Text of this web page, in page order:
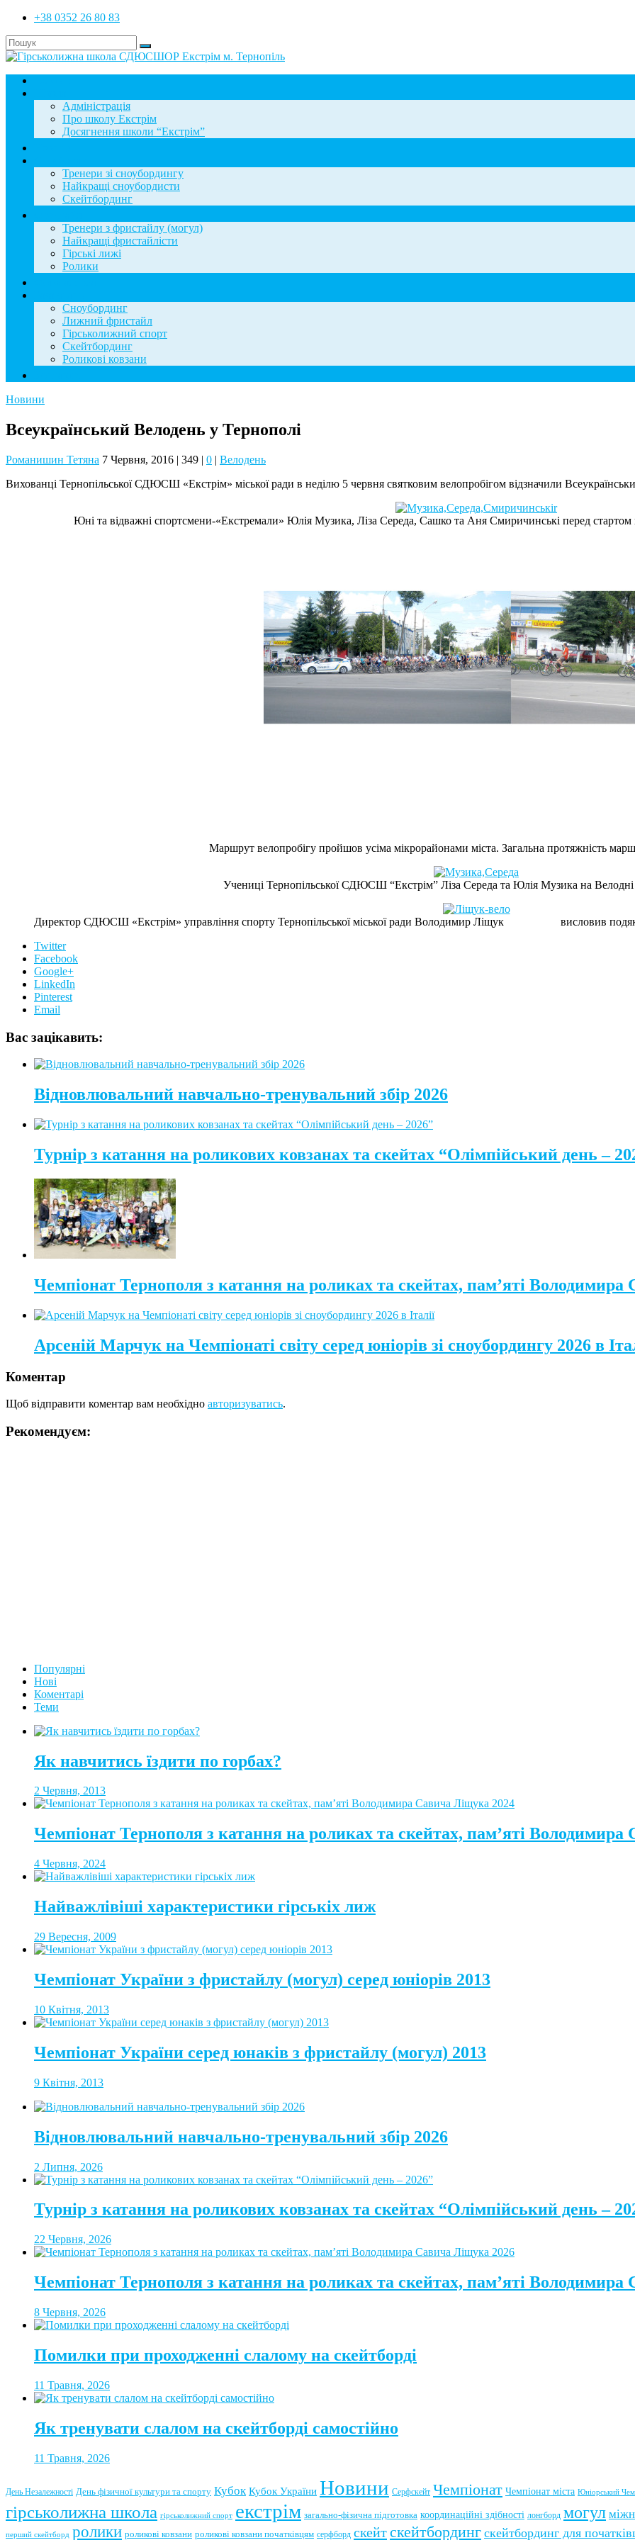
+38 0352 26 80 83
Адміністрація
Про школу Екстрім
Досягнення школи “Екстрім”
Тренери зі сноубордингу
Найкращі сноубордисти
Скейтбординг
Тренери з фристайлу (могул)
Найкращі фристайлісти
Гірські лижі
Ролики
Сноубординг
Лижний фристайл
Гірськолижний спорт
Скейтбординг
Роликові ковзани
Новини
Всеукраїнський Велодень у Тернополі
Романишин Тетяна 7 Червня, 2016 | 349 | 0 | Велодень
Вихованці Тернопільської СДЮСШ «Екстрім» міської ради в неділю 5 червня святковим велопробігом відзначили
Юні та відважні спортсмени-«Екстремали» Юлія Музика, Ліза Середа, Сашко та Аня Смиричинські перед стартом
Маршрут велопробігу пройшов усіма мікрорайонами міста. Загальна протяжність
Учениці Тернопільської СДЮСШ “Екстрім” Ліза Середа та Юлія Музика на
Директор СДЮСШ «Екстрім» управління спорту Тернопільської міської ради Володимир Ліщук висловив подяку
Twitter
Facebook
Google+
LinkedIn
Pinterest
Email
Вас зацікавить:
Відновлювальний навчально-тренувальний збір 2026
Турнір з катання на роликових ковзанах та скейтах “Олімпійський день –
Чемпіонат Тернополя з катання на роликах та скейтах, пам’яті
Арсеній Марчук на Чемпіонаті світу серед юніорів зі сноубордингу 2026 в
Коментар
Щоб відправити коментар вам необхідно авторизуватись.
Рекомендуєм:
Популярні
Нові
Коментарі
Теми
Як навчитись їздити по горбах?
2 Червня, 2013
Чемпіонат Тернополя з катання на роликах та скейтах, пам’яті
4 Червня, 2024
Найважлівіші характеристики гірськіх лиж
29 Вересня, 2009
Чемпіонат України з фристайлу (могул) серед юніорів 2013
10 Квітня, 2013
Чемпіонат України серед юнаків з фристайлу (могул) 2013
9 Квітня, 2013
Відновлювальний навчально-тренувальний збір 2026
2 Липня, 2026
Турнір з катання на роликових ковзанах та скейтах “Олімпійський день –
22 Червня, 2026
Чемпіонат Тернополя з катання на роликах та скейтах, пам’яті
8 Червня, 2026
Помилки при проходженні слалому на скейтборді
11 Травня, 2026
Як тренувати слалом на скейтборді самостійно
11 Травня, 2026
День Незалежності День фізичної культури та спорту Кубок Кубок України Новини Серфскейт Чемпіонат Чемпіонат міста Юніорський
гірськолижна школа гірськолижний спорт екстрім загально-фізична підготовка координаційні здібності лонгборд могул
перший скейтборд ролики роликові ковзани роликові ковзани початківцям серфборд скейтскейтбординг скейтбординг для